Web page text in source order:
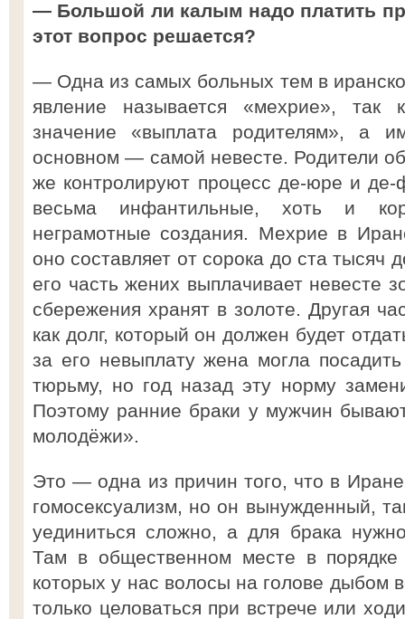
— Большой ли калым надо платить
этот вопрос решается?
— Одна из самых больных тем в
явление называется «мехрие», так
значение «выплата родителям», а
основном — самой невесте. Родители
же контролируют процесс де-юре и
весьма инфантильные, хоть и
неграмотные создания. Мехрие в
оно составляет от сорока до ста
его часть жених выплачивает невесте
сбережения хранят в золоте. Другая
как долг, который он должен будет
за его невыплату жена могла
тюрьму, но год назад эту норму
Поэтому ранние браки у мужчин
молодёжи».
Это — одна из причин того, что в
гомосексуализм, но он вынужденный,
уединиться сложно, а для брака
Там в общественном месте в
которых у нас волосы на голове дыбом
только целоваться при встрече или